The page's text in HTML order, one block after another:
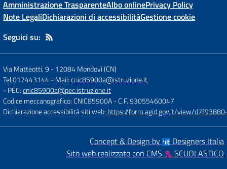
Amministrazione TrasparenteAlbo onlinePrivacy Policy
Note LegaliDichiarazioni di accessibilitàGestione cookie
Seguici su:
Via Matteotti, 9 -12084 Mondovì (CN)
Tel 017443144- Mail:cnic85900a@istruzione.it
- PEC:cnic85900a@pec.istruzione.it
Codice meccanografico: CNIC85900A- C.F. 93055460047
Dichiarazione accessibilità siti web: https://form.agid.gov.it/view/
Concept & Design by
Designers Italia
Sito web realizzato con CMS
SCUOLASTICO